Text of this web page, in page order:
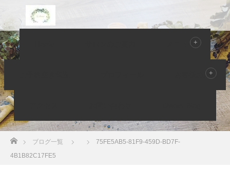
メニュー
お客様の声
ブログ一覧
75FE5AB5-81F9-459D-BD7F-
4B1B82C17FE5